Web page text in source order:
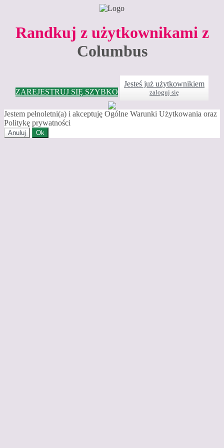
Randkuj z użytkownikami z
Columbus
ZAREJESTRUJ SIĘ SZYBKO
Jesteś już użytkownikiem
zaloguj się
Jestem pełnoletni(a) i akceptuję Ogólne Warunki Użytkowania oraz
Politykę prywatności
Anuluj Ok